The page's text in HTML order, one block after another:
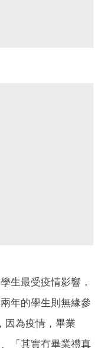
生最受疫情影響，
年的學生則無緣參
因為疫情，畢業
「其實冇畢業禮真